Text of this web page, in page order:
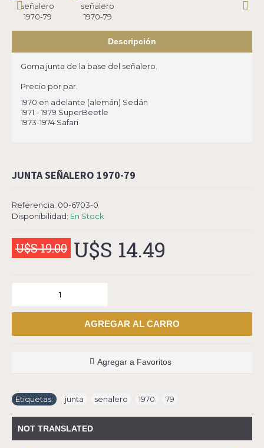
Descripción
Goma junta de la base del señalero.
Precio por par.
1970 en adelante (alemán) Sedán
1971 - 1979 SuperBeetle
1973-1974 Safari
JUNTA SEÑALERO 1970-79
Referencia: 00-6703-0
Disponibilidad: En Stock
U$S 19.00 U$S 14.49
AGREGAR AL CARRO
Agregar a Favoritos
Etiquetas: junta senalero 1970 79
NOT TRANSLATED